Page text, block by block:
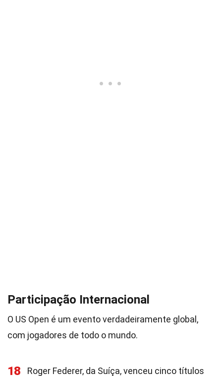
Participação Internacional
O US Open é um evento verdadeiramente global,
com jogadores de todo o mundo.
18 Roger Federer, da Suíça, venceu cinco títulos